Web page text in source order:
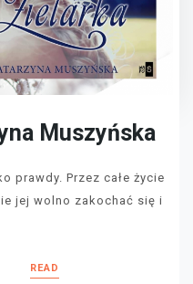
Muszyńska
prawdy. Przez całe życie
jej wolno zakochać się i
READ